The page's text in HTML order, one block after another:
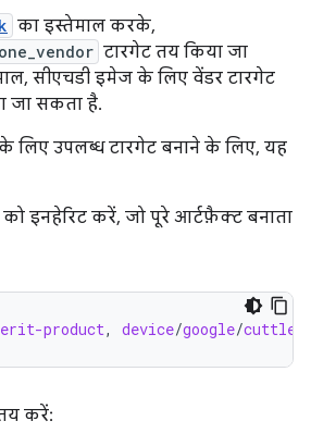
का इस्तेमाल करके,
टारगेट तय किया जा
सीएचडी इमेज के लिए वेंडर टारगेट
जा सकता है.
के लिए उपलब्ध टारगेट बनाने के लिए, यह
को इनहेरिट करें, जो पूरे आर्टफ़ैक्ट बनाता
product, device/google/
करें: